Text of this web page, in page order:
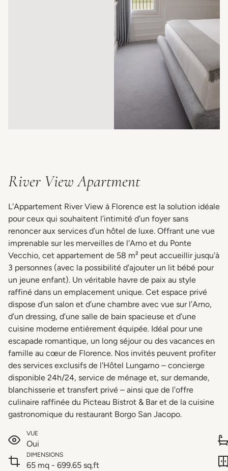
River View Apartment
L'Appartement River View à Florence est la solution idéale
pour ceux qui souhaitent l’intimité d’un foyer sans
renoncer aux services d’un hôtel de luxe. Offrant une vue
imprenable sur les merveilles de l'Arno et du Ponte
Vecchio, cet appartement de 58 m² peut accueillir jusqu'à
3 personnes (avec la possibilité d'ajouter un lit bébé pour
un jeune enfant). Un véritable havre de paix au style
raffiné dans un emplacement unique. Cet espace privé
dispose d’un salon et d’une chambre avec vue sur l’Arno,
d’un dressing, d’une salle de bain spacieuse et d’une
cuisine moderne entièrement équipée. Idéal pour une
escapade romantique, un long séjour ou des vacances en
famille au cœur de Florence. Nos invités peuvent profiter
des services exclusifs de l'Hôtel Lungarno – concierge
disponible 24h/24, service de ménage et, sur demande,
blanchisserie et transfert privé – ainsi que de l’offre
culinaire raffinée du Picteau Bistrot & Bar et de la cuisine
gastronomique du restaurant Borgo San Jacopo.
VUE
Oui
DIMENSIONS
65 mq - 699.65 sq.ft